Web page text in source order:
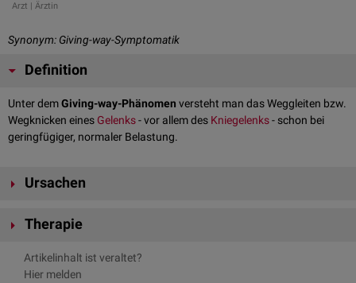
Arzt | Ärztin
Synonym: Giving-way-Symptomatik
Definition
Unter demGiving-way-Phänomen versteht man das Weggleiten bzw.
Wegknicken eines Gelenks- vor allem des Kniegelenks- schon bei
geringfügiger, normaler Belastung.
Ursachen
anderenKniegelenksverletzungen
andere Ursachen, z.B. Defizite in der muskulären Führung des Gelenks
oder ein schmerzbedingtes Weggleiten, z.B. bei
Therapie
Die konservative Therapie besteht in der Regel aus der Versorgung mit
einer stützenden
Artikelinhalt ist veraltet?
Hier melden